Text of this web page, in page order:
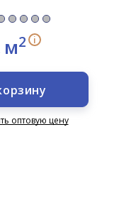
м2 i
оптовую цену